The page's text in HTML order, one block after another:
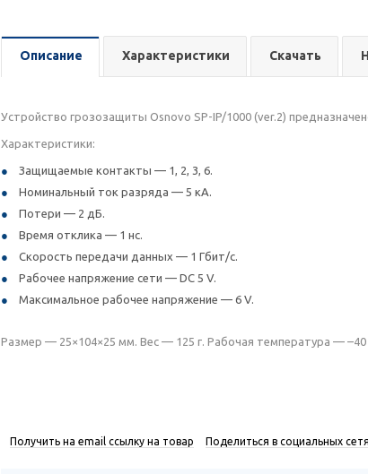
Описание Характеристики Скачать
Устройство грозозащиты Osnovo SP-IP/1000 (ver.2)
Характеристики:
Защищаемые контакты — 1, 2, 3, 6.
Номинальный ток разряда — 5 кА.
Потери — 2 дБ.
Время отклика — 1 нс.
Скорость передачи данных — 1 Гбит/с.
Рабочее напряжение сети — DC 5 V.
Максимальное рабочее напряжение — 6 V.
Размер — 25×104×25 мм. Вес — 125 г. Рабочая температура — –40
Получить на email ссылку на товар Поделиться в социальных